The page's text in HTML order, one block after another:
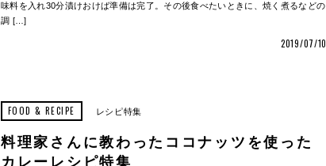
味料を入れ30分漬けおけば準備は完了。その後食べたいときに、焼く煮るなどの
調 […]
2019/07/10
FOOD & RECIPE レシピ特集
料理家さんに教わったココナッツを使った
カレーレシピ特集